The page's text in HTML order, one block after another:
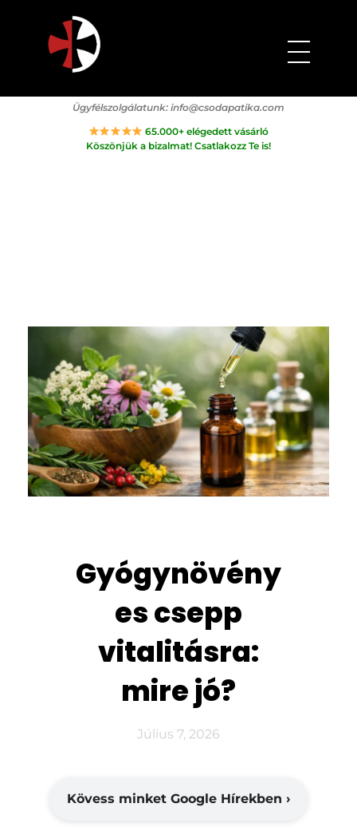
Csodapatika
Természet gyógyereje.
Ügyfélszolgálatunk: info@csodapatika.com
65.000+ elégedett vásárló
Köszönjük a bizalmat! Csatlakozz Te is!
Gyógynövény
es csepp
vitalitásra:
mire jó?
Július 7, 2026
Kövess minket Google Hírekben ›